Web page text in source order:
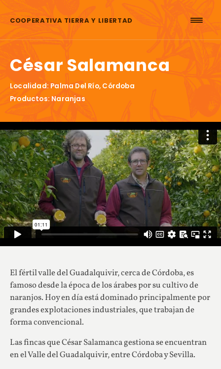
COOPERATIVA TIERRA Y LIBERTAD
César Salamanca
Localidad: Palma Del Río, Córdoba
Productos: Naranjas
El fértil valle del Guadalquivir, cerca de Córdoba, es
famoso desde la época de los árabes por su cultivo de
naranjos. Hoy en día está dominado principalmente por
grandes explotaciones industriales, que trabajan de
forma convencional.
Las fincas que César Salamanca gestiona se encuentran
en el Valle del Guadalquivir, entre Córdoba y Sevilla.